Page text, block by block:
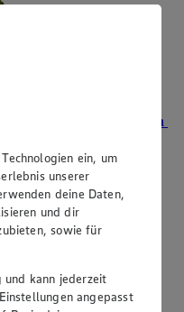
Bio Bioland-Zwetschgen
II, 500 g, (1 kg = 5,98)
ein, um
unserer
deine Daten,
und dir
sowie für
kann jederzeit
angepasst